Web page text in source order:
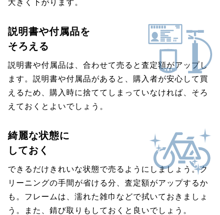
大きく下がります。
説明書や付属品を
そろえる
説明書や付属品は、合わせて売ると査定額がアップし
ます。説明書や付属品があると、購入者が安心して買
えるため、購入時に捨ててしまっていなければ、そろ
えておくとよいでしょう。
綺麗な状態に
しておく
できるだけきれいな状態で売るようにしましょう。ク
リーニングの手間が省ける分、査定額がアップするか
も。フレームは、濡れた雑巾などで拭いておきましょ
う。また、錆び取りもしておくと良いでしょう。